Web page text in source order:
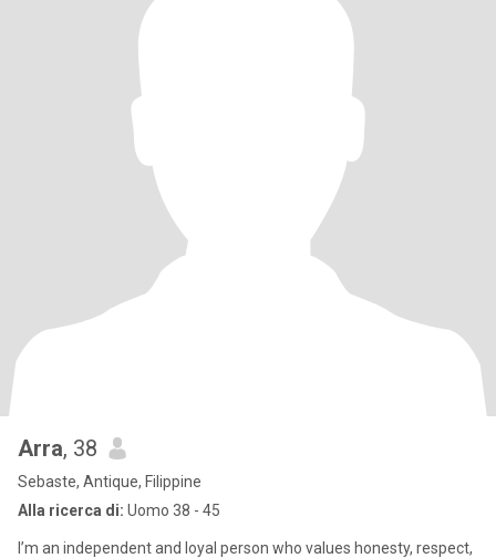
Arra, 38
Sebaste, Antique, Filippine
Alla ricerca di: Uomo 38 - 45
I’m an independent and loyal person who values honesty, respect,